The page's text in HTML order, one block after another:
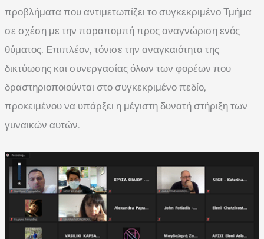
προβλήματα που αντιμετωπίζει το συγκεκριμένο Τμήμα
σε σχέση με την παραπομπή προς αναγνώριση ενός
θύματος. Επιπλέον, τόνισε την αναγκαιότητα της
δικτύωσης και συνεργασίας όλων των φορέων που
δραστηριοποιούνται στο συγκεκριμένο πεδίο,
προκειμένου να υπάρξει η μέγιστη δυνατή στήριξη των
γυναικών αυτών.